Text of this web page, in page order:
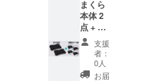
ありま
す。 ※
デザイ
ン・仕
様は変
更にな
る可能
まくら
本体 2
点 + 専
用カ
バー 4
販売予
支援
者：
0人
お届